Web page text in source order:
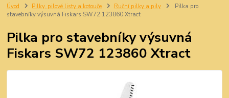
Úvod Pilky, pilové listy a kotouče Ruční pilky a pily
Pilka pro
stavebníky výsuvná Fiskars SW72 123860 Xtract
Pilka pro stavebníky výsuvná
Fiskars SW72 123860 Xtract